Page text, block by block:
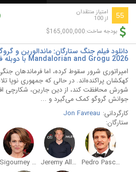
55 امتیاز منتقدان
از 100
بودجه ساخت:$165,000,000
Mandalorian and Grogu 2026 با دوبله فارسی
امپراتوری شرور سقوط کرده، اما فرماندهان
کهکشان پراکنده‌اند. در حالی که جمهوری نوپا
شورش محافظت کند، از دین جارین، شکارچی
جوانش گروگو کمک می‌گیرد و ...
کارگردانی: Jon Favreau
ستارگان:
Pedro Pascal
Jeremy Allen White
Sigourney Weaver